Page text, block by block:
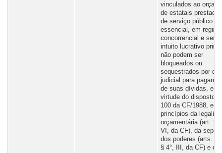
vinculados ao
de estatais
de serviço público
essencial, em
concorrencial e sem
intuito lucrativo
não podem ser
bloqueados ou
sequestrados por
judicial para
de suas dívidas, em
virtude do disposto
100 da CF/1988, e
princípios da
orçamentária (art.
VI, da CF), da
dos poderes (arts.
§ 4°, III, da CF) e da